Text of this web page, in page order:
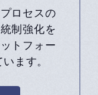
ロセスの
制強化を
トフォー
ます。